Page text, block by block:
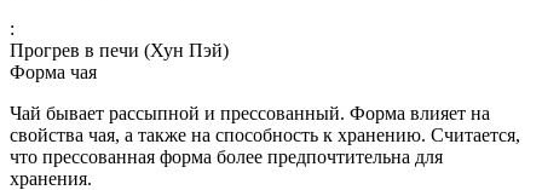
:
Прогрев в печи (Хун Пэй)
Форма чая
Чай бывает рассыпной и прессованный. Форма влияет на
свойства чая, а также на способность к хранению. Считается,
что прессованная форма более предпочтительна для
хранения.